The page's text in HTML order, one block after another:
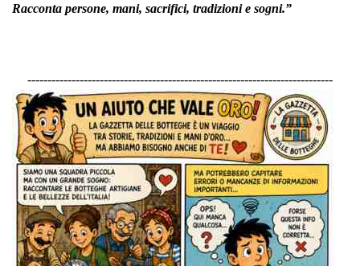
Racconta persone, mani, sacrifici, tradizioni e sogni.”
----------------------------------------------------------------------------